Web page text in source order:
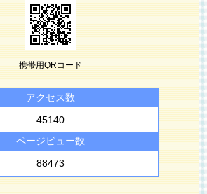
携帯用QRコード
アクセス数
45140
ページビュー数
88473